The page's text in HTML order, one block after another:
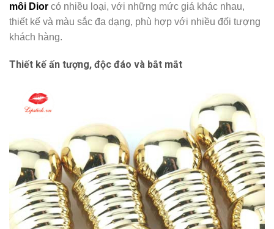
môi Dior có nhiều loại, với những mức giá khác nhau,
thiết kế và màu sắc đa dạng, phù hợp với nhiều đối tượng
khách hàng.
Thiết kế ấn tượng, độc đáo và bắt mắt